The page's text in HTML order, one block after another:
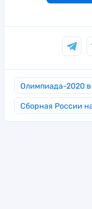
Олимпиада-2020
Сборная России